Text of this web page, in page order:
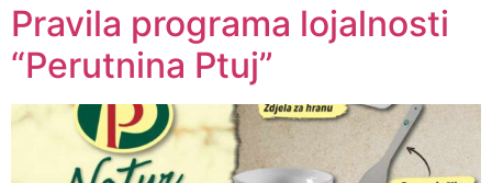
Pravila programa lojalnosti
“Perutnina Ptuj”